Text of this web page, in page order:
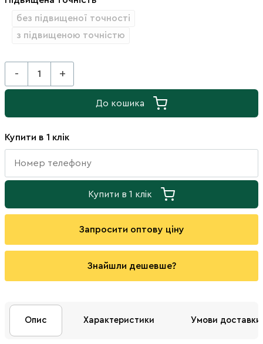
без підвищеної точності
з підвищеною точністю
- +
До кошика
Купити в 1 клік
Купити в 1 клік
Запросити оптову ціну
Знайшли дешевше?
Опис Характеристики Умови доставки